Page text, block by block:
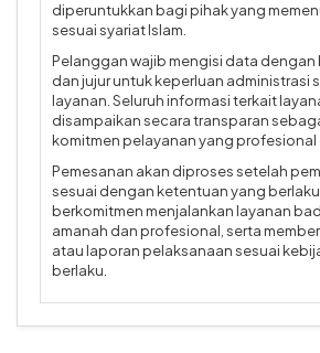
diperuntukkan bagi pihak yang
sesuai syariat Islam.
Pelanggan wajib mengisi data dengan
dan jujur untuk keperluan administrasi
layanan. Seluruh informasi terkait
disampaikan secara transparan
komitmen pelayanan yang profesional
Pemesanan akan diproses setelah
sesuai dengan ketentuan yang
berkomitmen menjalankan layanan
amanah dan profesional, serta
atau laporan pelaksanaan sesuai
berlaku.